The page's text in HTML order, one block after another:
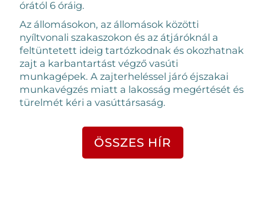
órától 6 óráig.
Az állomásokon, az állomások közötti
nyíltvonali szakaszokon és az átjáróknál a
feltüntetett ideig tartózkodnak és okozhatnak
zajt a karbantartást végző vasúti
munkagépek. A zajterheléssel járó éjszakai
munkavégzés miatt a lakosság megértését és
türelmét kéri a vasúttársaság.
ÖSSZES HÍR